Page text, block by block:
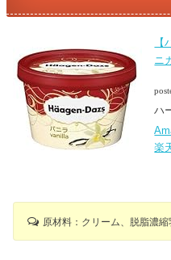
ニ
ハ
楽
原材料：クリーム、脱脂濃